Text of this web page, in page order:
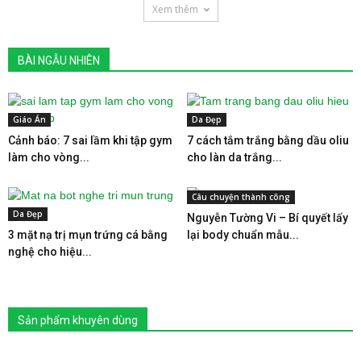
Xem thêm
BÀI NGẪU NHIÊN
Giáo Án
Cảnh báo: 7 sai lầm khi tập gym
làm cho vòng...
Da Đẹp
7 cách tắm trắng bằng dầu oliu
cho làn da trắng...
Da Đẹp
3 mặt nạ trị mụn trứng cá bằng
nghệ cho hiệu...
Câu chuyện thành công
Nguyễn Tường Vi – Bí quyết lấy
lại body chuẩn mẫu...
Sản phẩm khuyên dùng